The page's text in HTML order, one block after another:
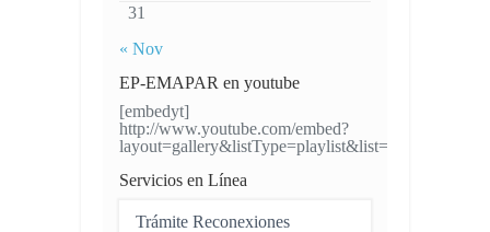
31
« Nov
EP-EMAPAR en youtube
[embedyt]
http://www.youtube.com/embed?
Servicios en Línea
Trámite Reconexiones